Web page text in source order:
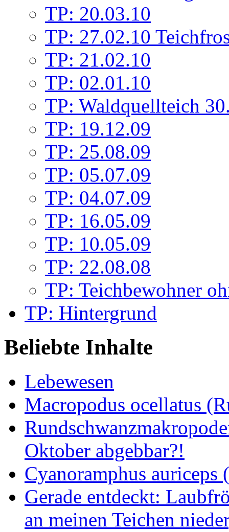
TP: 20.03.10
TP: 27.02.10
TP: 21.02.10
TP: 02.01.10
TP: Waldquellteich
TP: 19.12.09
TP: 25.08.09
TP: 05.07.09
TP: 04.07.09
TP: 16.05.09
TP: 10.05.09
TP: 22.08.08
TP: Teichbewohner
TP: Hintergrund
Beliebte Inhalte
Lebewesen
Macropodus ocellatus
Oktober abgebbar?!
Cyanoramphus
Gerade entdeckt:
an meinen Teichen